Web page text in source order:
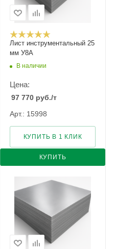
Лист инструментальный 25
мм У8А
В наличии
Цена:
97 770 руб./т
Арт.: 15998
КУПИТЬ
КУПИТЬ В 1 КЛИК